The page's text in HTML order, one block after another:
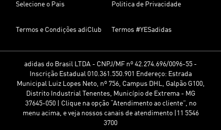
Selecione o Pais Politica de Privacidade
Termos e Condições adiClub Termos #YESadidas
adidas do Brasil LTDA - CNPJ/MF nº 42.274.696/0096-55 -
Inscrição Estadual 010.361.550.901 Endereço: Estrada
Municipal Luiz Lopes Neto, nº 756, Campus DHL, Galpão G100,
Distrito Industrial Tenentes, Município de Extrema - MG
37645-050 | Clique na opção “Atendimento ao cliente”, no
menu acima, e veja nossos canais de atendimento |11 5546
3700